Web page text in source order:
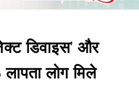
डिवाइस' और
लोग मिले